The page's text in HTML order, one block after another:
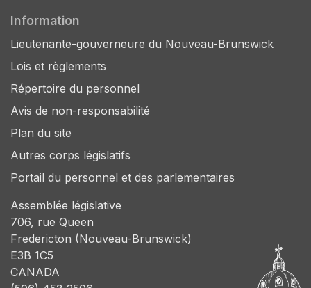
Information
Lieutenante-gouverneure du Nouveau-Brunswick
Lois et règlements
Répertoire du personnel
Avis de non-responsabilité
Plan du site
Autres corps législatifs
Portail du personnel et des parlementaires
Assemblée législative
706, rue Queen
Fredericton (Nouveau-Brunswick)
E3B 1C5
CANADA